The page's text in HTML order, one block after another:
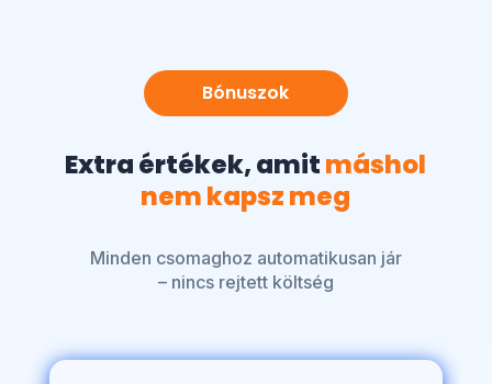
Bónuszok
Extra értékek, amitmáshol
nem kapsz meg
Minden csomaghoz automatikusan jár
– nincs rejtett költség